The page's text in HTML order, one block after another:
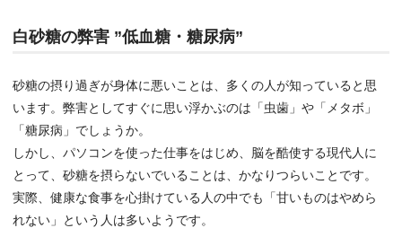
お問い合わせ
白砂糖の弊害 ”低血糖・糖尿病”
砂糖の摂り過ぎが身体に悪いことは、多くの人が知っていると思
います。弊害としてすぐに思い浮かぶのは「虫歯」や「メタボ」
「糖尿病」でしょうか。
しかし、パソコンを使った仕事をはじめ、脳を酷使する現代人に
とって、砂糖を摂らないでいることは、かなりつらいことです。
実際、健康な食事を心掛けている人の中でも「甘いものはやめら
れない」という人は多いようです。